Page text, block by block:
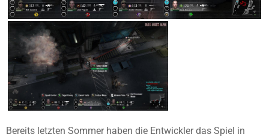
Bereits letzten Sommer haben die Entwickler das Spiel in